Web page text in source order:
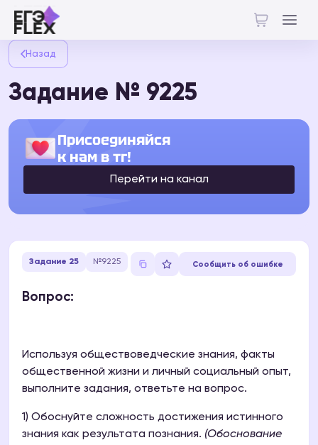
Назад
Задание № 9225
Присоединяйся
к нам в тг!
Перейти на канал
Задание 25 №9225 Сообщить об ошибке
Вопрос:
Используя обществоведческие знания, факты
общественной жизни и личный социальный опыт,
выполните задания, ответьте на вопрос.
1) Обоснуйте сложность достижения истинного
знания как результата познания. (Обоснование